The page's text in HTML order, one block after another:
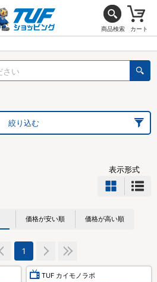
商品検索 カート
絞り込む
表示形式
価格が安い順 価格が高い順
1
TUF カイモノラボ